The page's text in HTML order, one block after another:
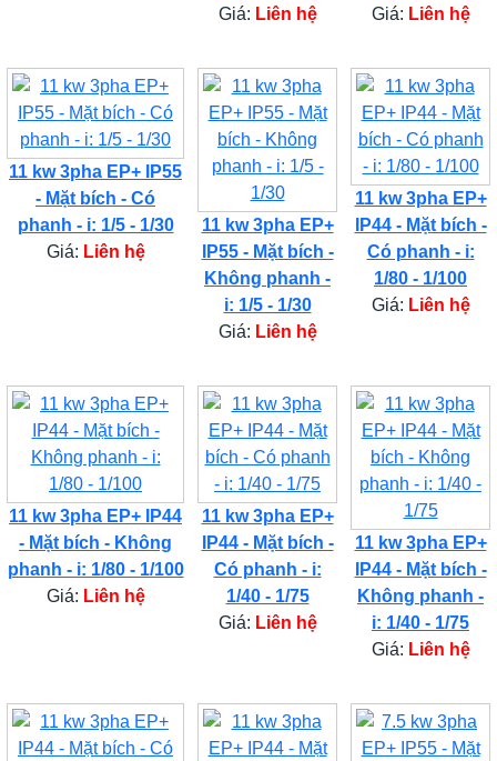
Giá: Liên hệ
Giá: Liên hệ
11 kw 3pha EP+ IP55
- Mặt bích - Có
phanh - i: 1/5 - 1/30
Giá: Liên hệ
11 kw 3pha EP+
IP55 - Mặt bích -
Không phanh -
i: 1/5 - 1/30
Giá: Liên hệ
11 kw 3pha EP+
IP44 - Mặt bích -
Có phanh - i:
1/80 - 1/100
Giá: Liên hệ
11 kw 3pha EP+ IP44
- Mặt bích - Không
phanh - i: 1/80 - 1/100
Giá: Liên hệ
11 kw 3pha EP+
IP44 - Mặt bích -
Có phanh - i:
1/40 - 1/75
Giá: Liên hệ
11 kw 3pha EP+
IP44 - Mặt bích -
Không phanh -
i: 1/40 - 1/75
Giá: Liên hệ